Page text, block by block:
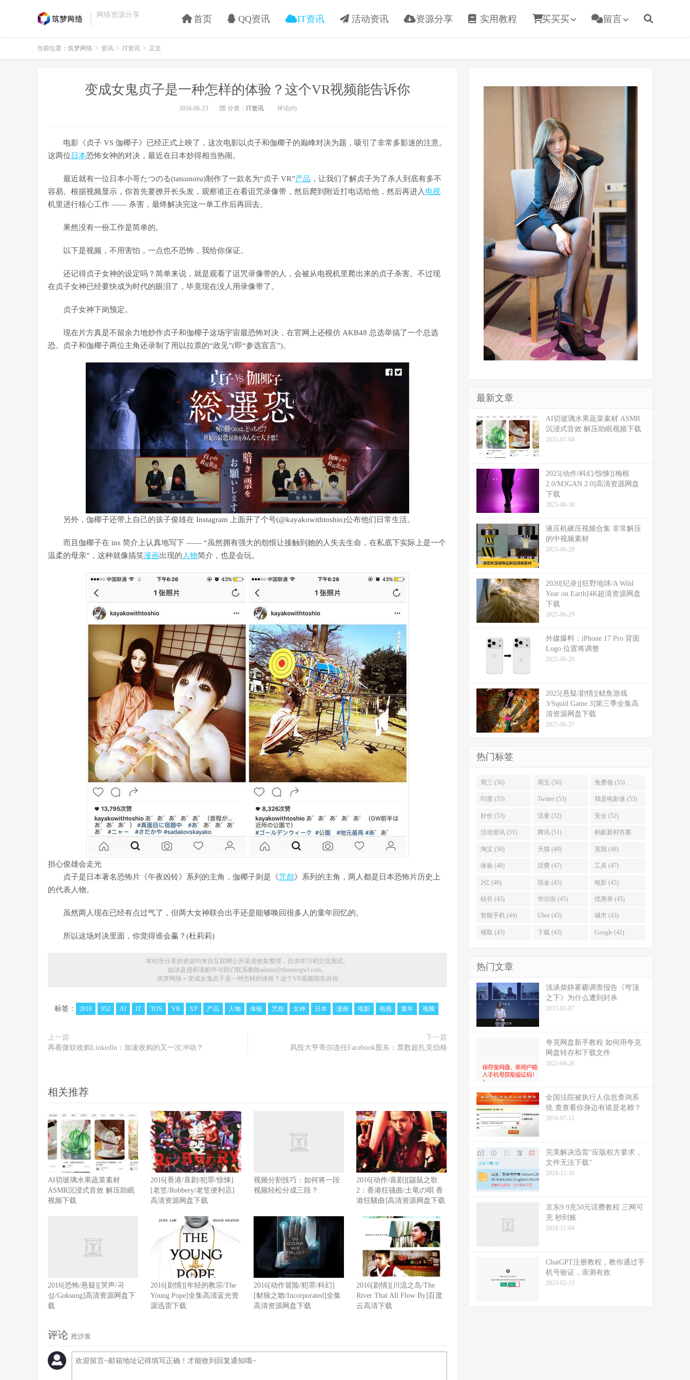
网络资源分享 首页 QQ资讯 IT资讯 活动资讯 资源分享 实用教程 买买买 留言
当前位置： 筑梦网络 > 资讯 > IT资讯 > 正文
变成女鬼贞子是一种怎样的体验？这个VR视频能告诉你
2016-06-23 分类： IT资讯 评论(0)
电影《贞子 VS 伽椰子》已经正式上映了，这次电影以贞子和伽椰子的巅峰对决为题，吸引了非常多影迷的注意。
这两位 日本恐怖女神的对决，最近在日本炒得相当热闹。
最近就有一位日本小哥たつのる(tatsunoru)制作了一款名为“贞子 VR”产品 ，让我们了解贞子为了杀人到底有多不
容易。根据视频显示，你首先要撩开长头发，观察谁正在看诅咒录像带，然后爬到附近打电话给他，然后再进入 电视
机里进行核心工作 —— 杀害，最终解决完这一单工作后再回去。
果然没有一份工作是简单的。
以下是视频，不用害怕，一点也不恐怖，我给你保证。
还记得贞子女神的设定吗？简单来说，就是观看了诅咒录像带的人，会被从电视机里爬出来的贞子杀害。不过现
在贞子女神已经要快成为时代的眼泪了，毕竟现在没人用录像带了。
贞子女神下岗预定。
现在片方真是不留余力地炒作贞子和伽椰子这场宇宙最恐怖对决，在官网上还模仿 AKB48 总选举搞了一个总选
恐。贞子和伽椰子两位主角还录制了用以拉票的“政见”(即“参选宣言”)。
另外，伽椰子还带上自己的孩子俊雄在 Instagram 上面开了个号(@kayakowithtoshio)公布他们日常生活。
而且伽椰子在 ins 简介上认真地写下 —— “虽然拥有强大的怨恨让接触到她的人失去生命，在私底下实际上是一个
温柔的母亲”，这种就像搞笑漫画出现的 人物简介，也是会玩。
担心俊雄会走光
贞子是日本著名恐怖片《午夜凶铃》系列的主角，伽椰子则是《咒怨》系列的主角，两人都是日本恐怖片历史上
的代表人物。
虽然两人现在已经有点过气了，但两大女神联合出手还是能够唤回很多人的童年回忆的。
所以这场对决里面，你觉得谁会赢？(杜莉莉)
本站所分享的资源均来自互联网公开渠道收集整理，仅供学习和交流测试。
如涉及侵权请邮件与我们联系删除admin@zhumengwl.com。
筑梦网络 » 变成女鬼贞子是一种怎样的体验？这个VR视频能告诉你
标签： 2016 952 AI IT TOS VR XP 产品 人物 体验 咒怨 女神 日本 漫画 电影 电视 童年 视频
上一篇
再看微软收购Linkedln：加速收购的又一次冲动？
下一篇
风投大亨蒂尔连任Facebook股东：票数超扎克伯格
相关推荐
​​AI切玻璃水果蔬菜素材
ASMR沉浸式音效 解压助眠
视频下载
2016[香港/喜剧/犯罪/惊悚]
[老笠/Robbery/老笠便利店]
高清资源网盘下载
视频分割技巧：如何将一段
视频轻松分成三段？
2016[动作/喜剧][鼹鼠之歌
2：香港狂骚曲/土竜の唄 香
港狂騒曲]高清资源网盘下载
2016[恐怖/悬疑][哭声/곡
성/Goksung]高清资源网盘下
载
2016[剧情][年轻的教宗/The
Young Pope]全集高清蓝光资
源迅雷下载
2016[动作冒险/犯罪/科幻]
[豺狼之吻/Incorporated]全集
高清资源网盘下载
2016[剧情][川流之岛/The
River That All Flow By]百度
云高清下载
评论 抢沙发
最新文章
​​AI切玻璃水果蔬菜素材 ASMR
沉浸式音效 解压助眠视频下载
2025-07-04
2025[动作/科幻/惊悚][梅根
2.0/M3GAN 2.0]高清资源网盘
下载
2025-06-30
液压机碾压视频合集 非常解压
的中视频素材
2025-06-29
2020[纪录][狂野地球/A Wild
Year on Earth]4K超清资源网盘
下载
2025-06-29
外媒爆料：​​iPhone 17 Pro 背面
Logo 位置将调整​​
2025-06-29
2025[悬疑/剧情][鱿鱼游戏
3/Squid Game 3]第三季全集高
清资源网盘下载
2025-06-27
热门标签
周三 (56) 周五 (56) 免费领 (55)
印度 (55) Twitter (53) 我是电影迷 (53)
好价 (53) 流量 (52) 安全 (52)
活动资讯 (51) 腾讯 (51) 蚂蚁新村答案
(51)
淘宝 (50) 天猫 (49) 英国 (48)
体验 (48) 话费 (47) 工具 (47)
2亿 (46) 现金 (45) 电影 (45)
硅谷 (45) 华尔街 (45) 优惠券 (45)
智能手机 (44) Uber (43) 城市 (43)
领取 (43) 下载 (43) Google (42)
热门文章
浅谈柴静雾霾调查报告《穹顶
之下》为什么遭到封杀
2015-03-07
夸克网盘新手教程 如何用夸克
网盘转存和下载文件
2022-04-28
全国法院被执行人信息查询系
统 查查看你身边有谁是老赖？
2018-07-11
完美解决迅雷“应版权方要求，
文件无法下载”
2018-12-10
京东9.9充50元话费教程 三网可
充 秒到账
2018-11-04
ChatGPT注册教程，教你通过手
机号验证，亲测有效
2023-02-13